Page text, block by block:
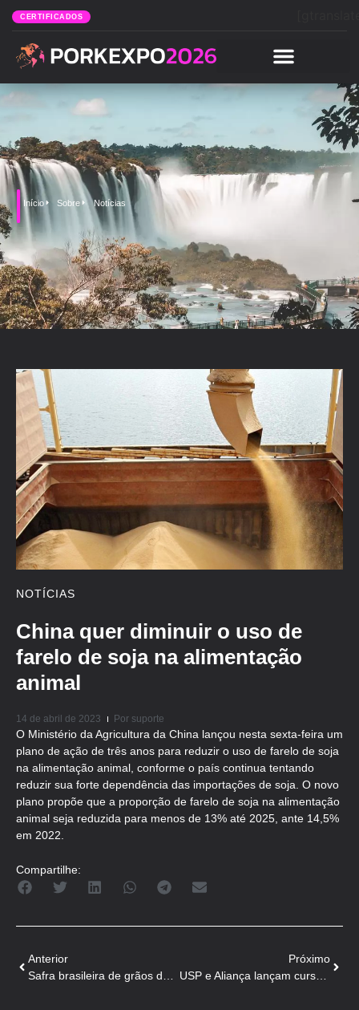
CERTIFICADOS
Início Sobre Notícias
NOTÍCIAS
China quer diminuir o uso de
farelo de soja na alimentação
animal
14 de abril de 2023 Por suporte
O Ministério da Agricultura da China lançou nesta sexta-feira um
plano de ação de três anos para reduzir o uso de farelo de soja
na alimentação animal, conforme o país continua tentando
reduzir sua forte dependência das importações de soja. O novo
plano propõe que a proporção de farelo de soja na alimentação
animal seja reduzida para menos de 13% até 2025, ante 14,5%
em 2022.
Compartilhe:
Anterior
Próximo
USP e Aliança lançam curso gratuito sobre uso de antimicrobianos